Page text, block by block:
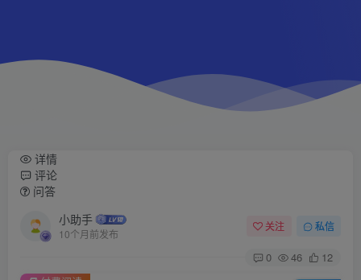
详情
评论
问答
小助手
10个月前发布
关注 私信
0 46
12